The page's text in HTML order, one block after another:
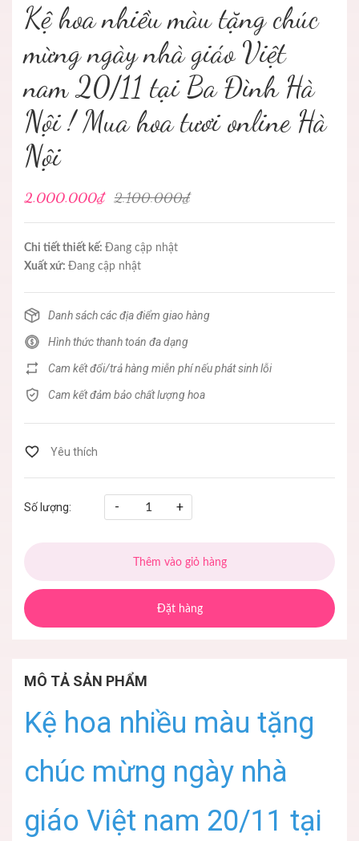
Kệ hoa nhiều màu tặng chúc
mừng ngày nhà giáo Việt
nam 20/11 tại Ba Đình Hà
Nội ! Mua hoa tươi online Hà
Nội
2.000.000₫ 2.100.000₫
Chi tiết thiết kế: Đang cập nhật
Xuất xứ: Đang cập nhật
Danh sách các địa điểm giao hàng
Hình thức thanh toán đa dạng
Cam kết đổi/trả hàng miễn phí nếu phát sinh lỗi
Cam kết đảm bảo chất lượng hoa
Số lượng: - +
Thêm vào giỏ hàng
Đặt hàng
MÔ TẢ SẢN PHẨM
Kệ hoa nhiều màu tặng
chúc mừng ngày nhà
giáo Việt nam 20/11 tại